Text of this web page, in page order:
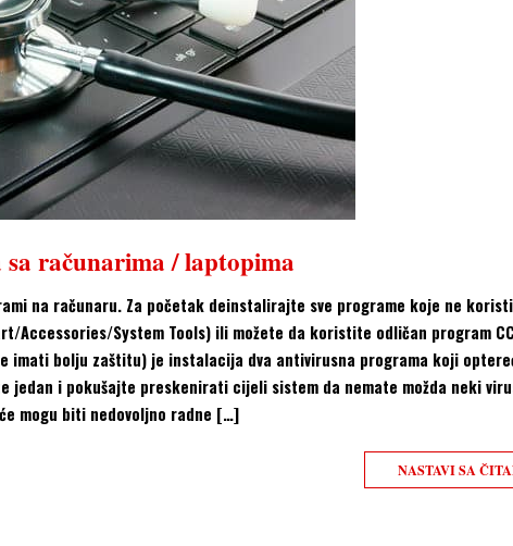
sa računarima / laptopima
na računaru. Za početak deinstalirajte sve programe koje ne
System Tools) ili možete da koristite odličan program
bolju zaštitu) je instalacija dva antivirusna programa koji
i pokušajte preskenirati cijeli sistem da nemate možda neki
mogu biti nedovoljno radne […]
NASTAVI SA